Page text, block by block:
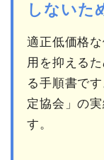
しないた
適正低価格
用を抑える
る手順書で
定協会」の
す。